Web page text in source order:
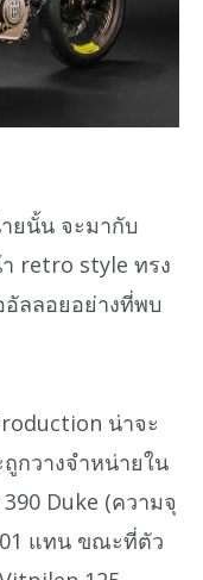
ยนั้น จะมากับ
retro style ทรง
ลลอยอย่างที่พบ
น่าจะ
กวางจำหน่ายใน
Duke (ความจุ
แทน ขณะที่ตัว